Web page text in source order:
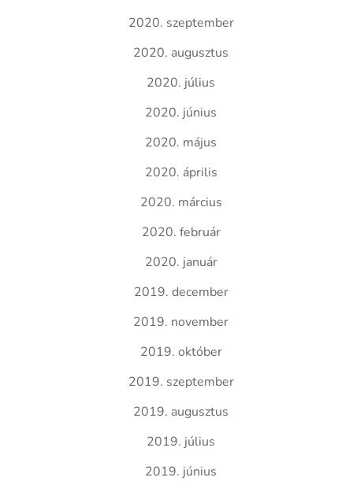
2020. szeptember
2020. augusztus
2020. július
2020. június
2020. május
2020. április
2020. március
2020. február
2020. január
2019. december
2019. november
2019. október
2019. szeptember
2019. augusztus
2019. július
2019. június